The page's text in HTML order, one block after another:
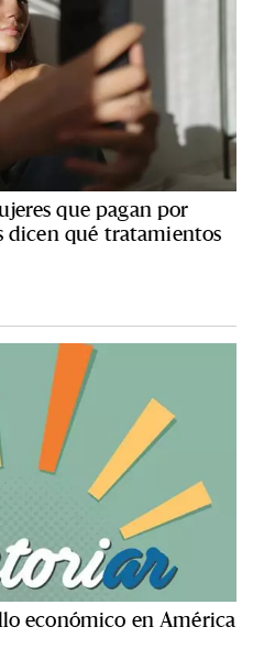
que pagan por
dicen qué tratamientos
económico en América